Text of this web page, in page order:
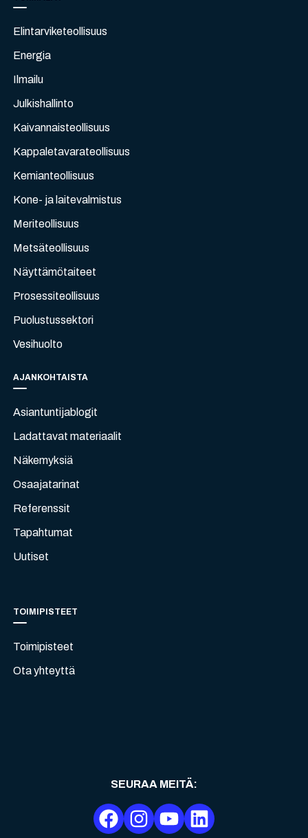
Elintarviketeollisuus
Energia
Ilmailu
Julkishallinto
Kaivannaisteollisuus
Kappaletavarateollisuus
Kemianteollisuus
Kone- ja laitevalmistus
Meriteollisuus
Metsäteollisuus
Näyttämötaiteet
Prosessiteollisuus
Puolustussektori
Vesihuolto
AJANKOHTAISTA
Asiantuntijablogit
Ladattavat materiaalit
Näkemyksiä
Osaajatarinat
Referenssit
Tapahtumat
Uutiset
TOIMIPISTEET
Toimipisteet
Ota yhteyttä
SEURAA MEITÄ: